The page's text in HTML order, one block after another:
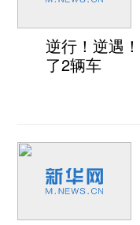
逆行！逆遇
了2辆车